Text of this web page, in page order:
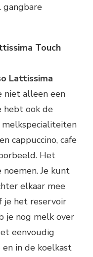
Touch
Lattissima
niet alleen een
hebt ook de
melkspecialiteiten
cappuccino, cafe
Het
Je kunt
elkaar mee
je het reservoir
je nog melk over
eenvoudig
en in de koelkast